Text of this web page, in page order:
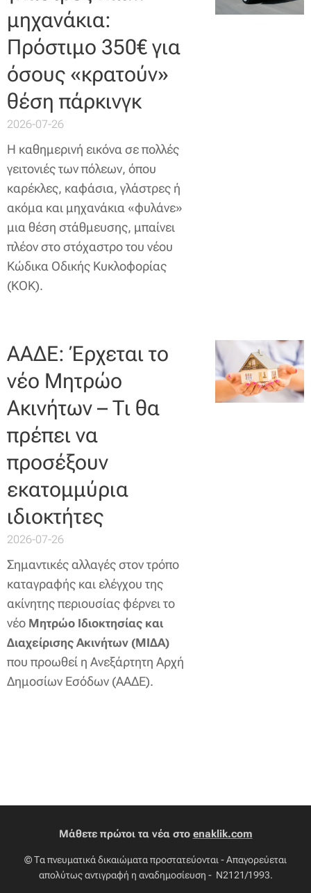
μηχανάκια:
Πρόστιμο 350€ για
όσους «κρατούν»
θέση πάρκινγκ
2026-07-26
Η καθημερινή εικόνα σε πολλές
γειτονιές των πόλεων, όπου
καρέκλες, καφάσια, γλάστρες ή
ακόμα και μηχανάκια «φυλάνε»
μια θέση στάθμευσης, μπαίνει
πλέον στο στόχαστρο του νέου
Κώδικα Οδικής Κυκλοφορίας
(ΚΟΚ).
ΑΑΔΕ: Έρχεται το
νέο Μητρώο
Ακινήτων – Τι θα
πρέπει να
προσέξουν
εκατομμύρια
ιδιοκτήτες
2026-07-26
Σημαντικές αλλαγές στον τρόπο
καταγραφής και ελέγχου της
ακίνητης περιουσίας φέρνει το
νέο Μητρώο Ιδιοκτησίας και
Διαχείρισης Ακινήτων (ΜΙΔΑ)
που προωθεί η Ανεξάρτητη Αρχή
Δημοσίων Εσόδων (ΑΑΔΕ).
Μάθετε πρώτοι τα νέα στο enaklik.com
© Τα πνευματικά δικαιώματα προστατεύονται - Απαγορεύεται
απολύτως αντιγραφή η αναδημοσίευση - Ν2121/1993.